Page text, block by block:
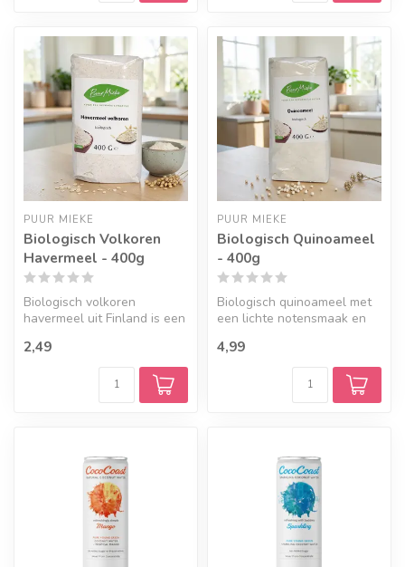
PUUR MIEKE
Biologisch Volkoren
Havermeel - 400g
Biologisch volkoren
havermeel uit Finland is een
pannenko...
2,49
PUUR MIEKE
Biologisch Quinoameel
- 400g
Biologisch quinoameel met
een lichte notensmaak en
d...
4,99